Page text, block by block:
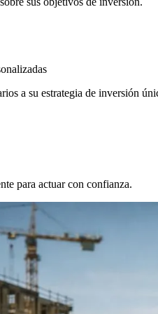
a su estrategia de inversión
para actuar con confianza.